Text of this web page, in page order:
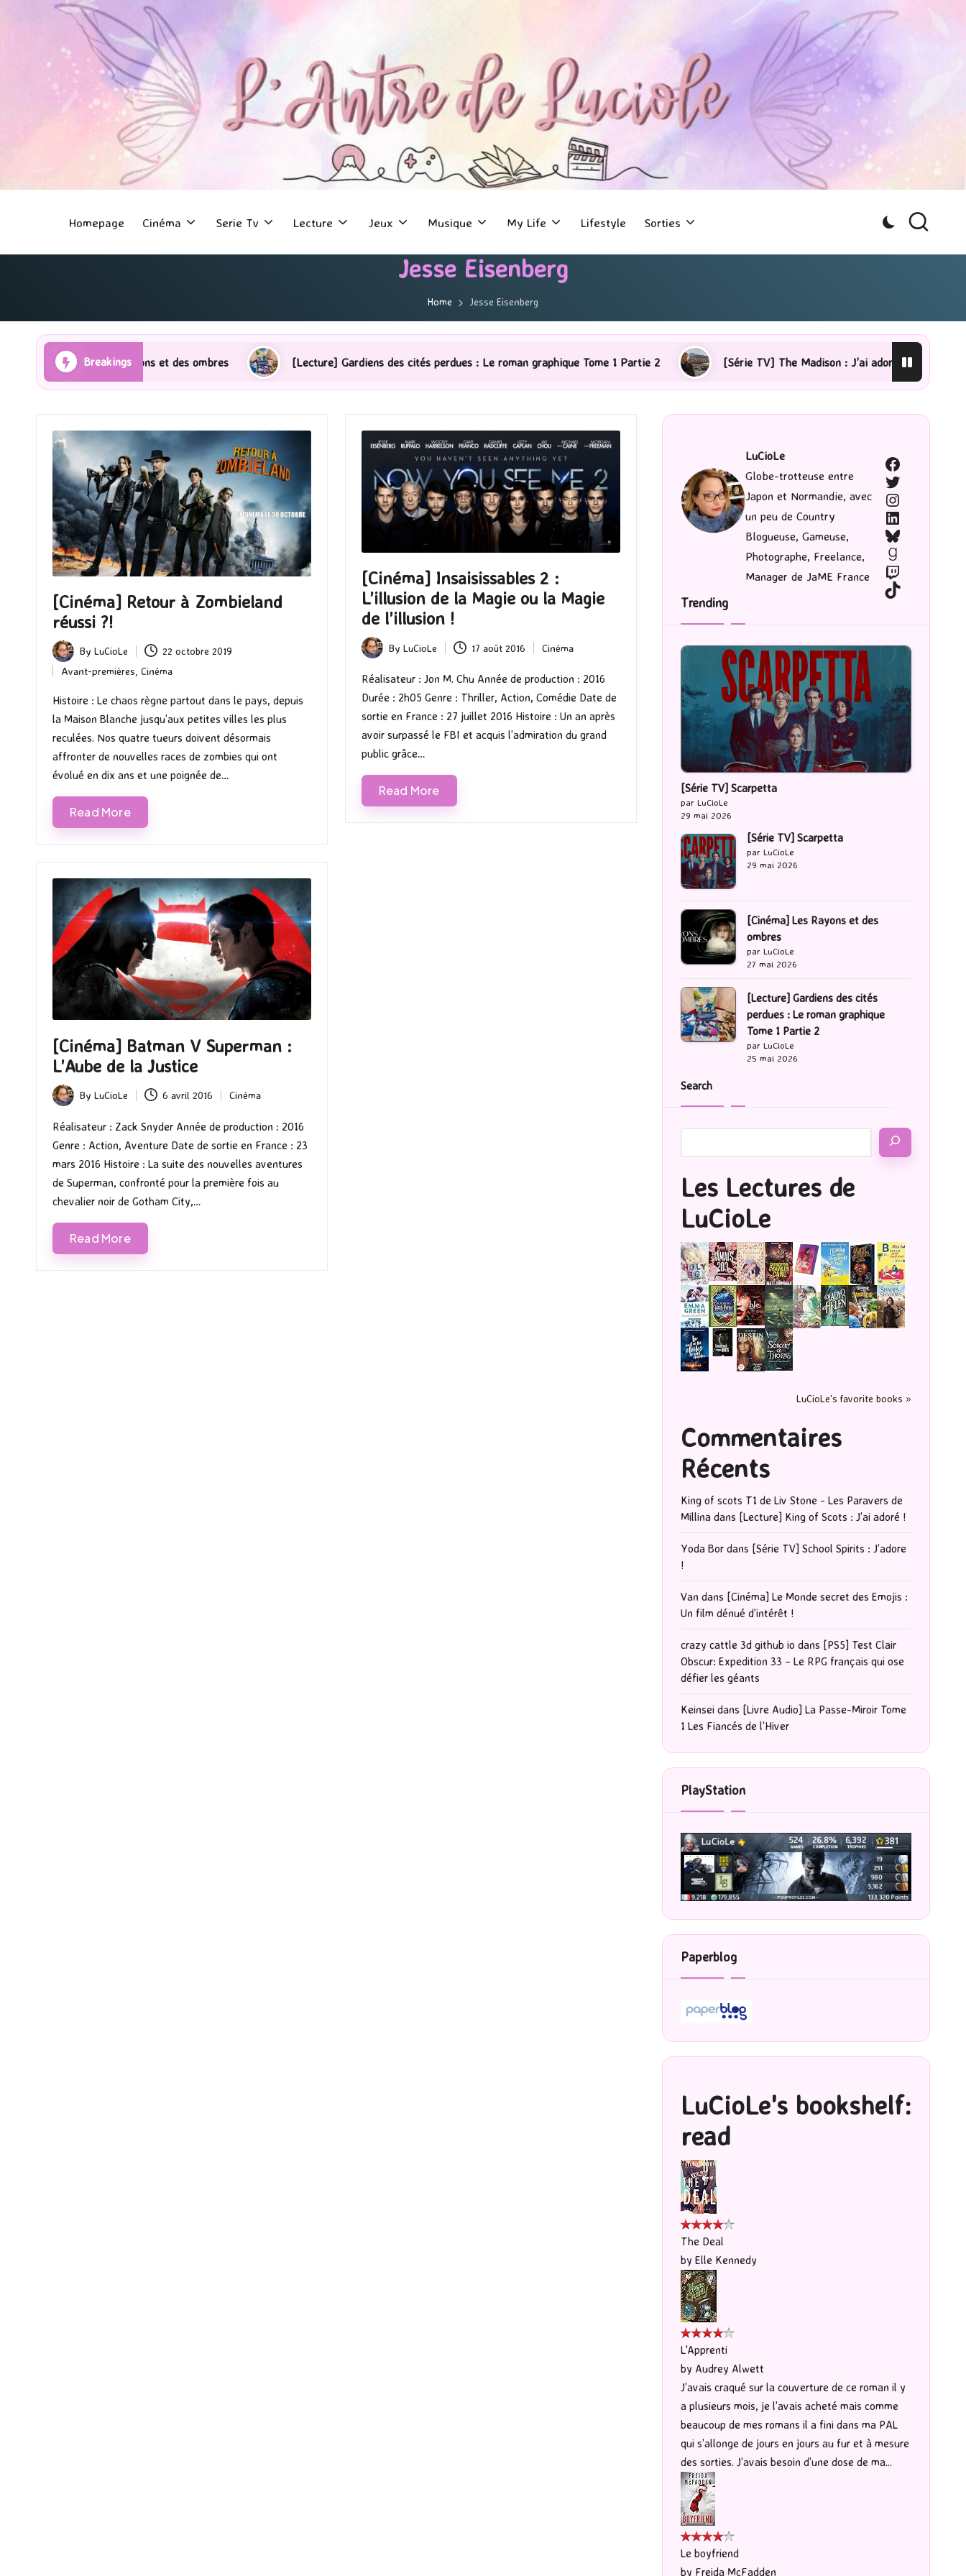
Homepage Cinéma Serie Tv Lecture Jeux Musique My Life Lifestyle Sorties
Jesse Eisenberg
Home Jesse Eisenberg
Breakings
Les Rayons et des ombres [Lecture] Gardiens des cités perdues : Le roman graphique Tome 1 Partie 2 [Série TV] The Madison : J’ai adoré ! [Lecture] La
[Cinéma] Retour à Zombieland
réussi ?!
Posted
by
By LuCioLe 22 octobre 2019
Posted
in
Avant-premières Cinéma
Histoire : Le chaos règne partout dans le pays, depuis
la Maison Blanche jusqu’aux petites villes les plus
reculées. Nos quatre tueurs doivent désormais
affronter de nouvelles races de zombies qui ont
évolué en dix ans et une poignée de…
Read More
[Cinéma] Insaisissables 2 :
L’illusion de la Magie ou la Magie
de l’illusion !
Posted
by
By LuCioLe 17 août 2016
Posted
in
Cinéma
Réalisateur : Jon M. Chu Année de production : 2016
Durée : 2h05 Genre : Thriller, Action, Comédie Date de
sortie en France : 27 juillet 2016 Histoire : Un an après
avoir surpassé le FBI et acquis l’admiration du grand
public grâce…
Read More
[Cinéma] Batman V Superman :
L’Aube de la Justice
Posted
by
By LuCioLe 6 avril 2016
Posted
Cinéma
Réalisateur : Zack Snyder Année de production : 2016
Genre : Action, Aventure Date de sortie en France : 23
mars 2016 Histoire : La suite des nouvelles aventures
de Superman, confronté pour la première fois au
chevalier noir de Gotham City,…
Read More
LuCioLe
Globe-trotteuse entre
Japon et Normandie, avec
un peu de Country
Blogueuse, Gameuse,
Photographe, Freelance,
Manager de JaME France
Facebook
Twitter
Instagram
LinkedIn
Bluesky
Goodreads
Twitch
TikTok
Trending
[Série TV] Scarpetta
par LuCioLe
29 mai 2026
[Série TV] Scarpetta
par LuCioLe
29 mai 2026
[Cinéma] Les Rayons et des
ombres
par LuCioLe
27 mai 2026
[Lecture] Gardiens des cités
perdues : Le roman graphique
Tome 1 Partie 2
par LuCioLe
25 mai 2026
Search
Les Lectures de
LuCioLe
LuCioLe's favorite books »
Commentaires
Récents
King of scots T1 de Liv Stone - Les Paravers de
Millinadans [Lecture] King of Scots : J’ai adoré !
Yoda Bordans [Série TV] School Spirits : J’adore
!
Van dans [Cinéma] Le Monde secret des Emojis :
Un film dénué d’intérêt !
crazy cattle 3d github io dans [PS5] Test Clair
Obscur: Expedition 33 – Le RPG français qui ose
défier les géants
Keinseidans [Livre Audio] La Passe-Miroir Tome
1 Les Fiancés de l’Hiver
PlayStation
Paperblog
LuCioLe's bookshelf:
read
The Deal
by Elle Kennedy
L'Apprenti
by Audrey Alwett
J’avais craqué sur la couverture de ce roman il y
a plusieurs mois, je l’avais acheté mais comme
beaucoup de mes romans il a fini dans ma PAL
qui s’allonge de jours en jours au fur et à mesure
des sorties. J’avais besoin d’une dose de ma...
Le boyfriend
by Freida McFadden